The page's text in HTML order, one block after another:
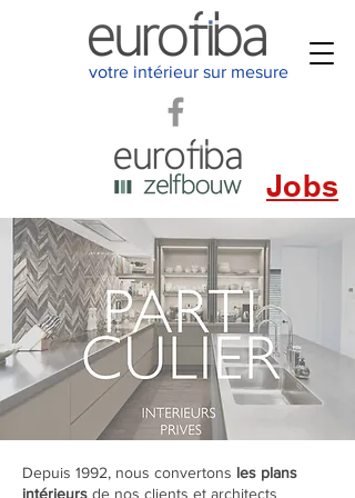
votre intérieur sur mesure
Jobs
Depuis 1992, nous convertons les plans
intérieurs de nos clients et architects